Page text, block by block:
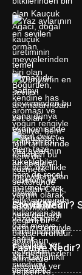
Stevia Nedir?
Fasulye Nedir?